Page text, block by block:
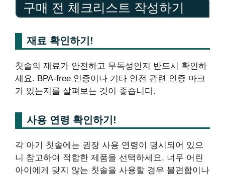
구매 전 체크리스트 작성하기
재료 확인하기!
칫솔의 재료가 안전하고 무독성인지 반드시 확인하
세요. BPA-free 인증이나 기타 안전 관련 인증 마크
가 있는지를 살펴보는 것이 좋습니다.
사용 연령 확인하기!
각 아기 칫솔에는 권장 사용 연령이 명시되어 있으
니 참고하여 적합한 제품을 선택하세요. 너무 어린
아이에게 맞지 않는 칫솔을 사용할 경우 불편함이나